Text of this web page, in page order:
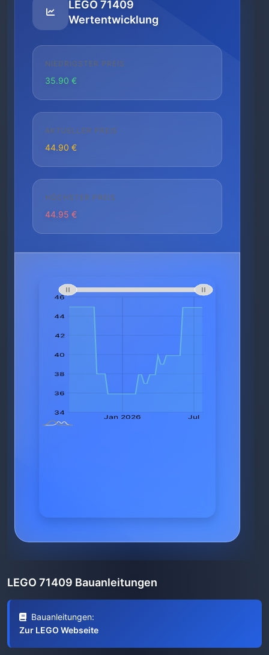
LEGO 71409
Wertentwicklung
NIEDRIGSTER PREIS
35.90 €
AKTUELLER PREIS
44.90 €
HÖCHSTER PREIS
44.95 €
LEGO 71409 Bauanleitungen
Bauanleitungen:
Zur LEGO Webseite